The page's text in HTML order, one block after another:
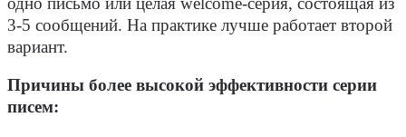
3-5 сообщений. На практике лучше работает второй
вариант.
Причины более высокой эффективности серии
писем: